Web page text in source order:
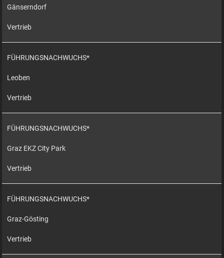
Gänserndorf
Vertrieb
FÜHRUNGSNACHWUCHS*
Leoben
Vertrieb
FÜHRUNGSNACHWUCHS*
Graz EKZ City Park
Vertrieb
FÜHRUNGSNACHWUCHS*
Graz-Gösting
Vertrieb